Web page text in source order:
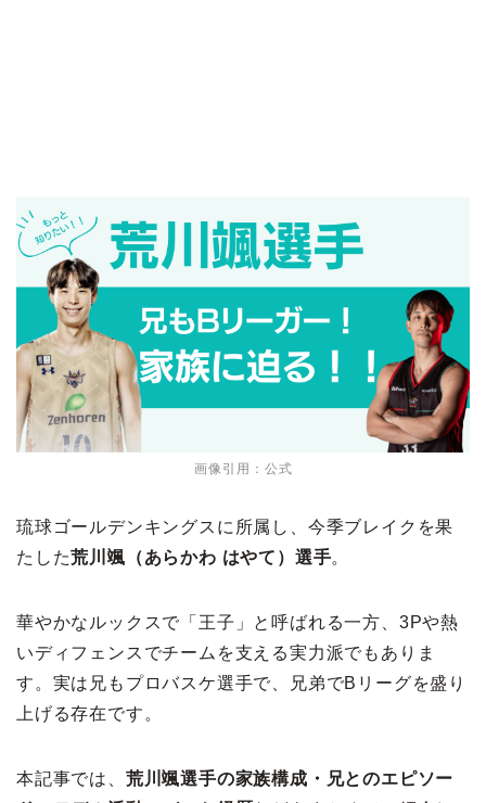
画像引用：公式
琉球ゴールデンキングスに所属し、今季ブレイクを果
たした荒川颯（あらかわ はやて）選手。
華やかなルックスで「王子」と呼ばれる一方、3Pや熱
いディフェンスでチームを支える実力派でもありま
す。実は兄もプロバスケ選手で、兄弟でBリーグを盛り
上げる存在です。
本記事では、 荒川颯選手の家族構成・兄とのエピソー